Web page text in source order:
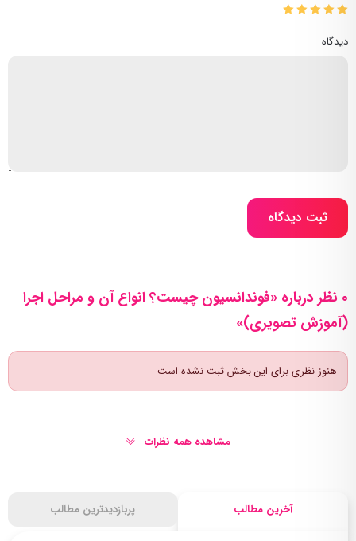
آخرین مطالب پربازدیدترین مطالب
دیدگاه
ثبت دیدگاه
0 نظر درباره «فوندانسیون چیست؟ انواع آن و مراحل اجرا
(آموزش تصویری)»
هنوز نظری برای این بخش ثبت نشده است
مشاهده همه نظرات